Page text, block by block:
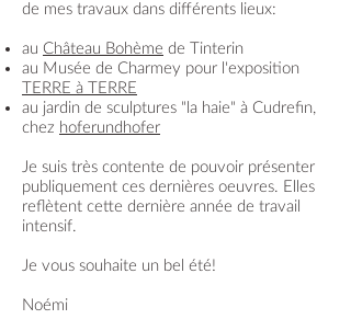
de mes travaux dans différents lieux:
au Château Bohème de Tinterin
au Musée de Charmey pour l'exposition
TERRE à TERRE
au jardin de sculptures "la haie" à Cudrefin,
chez hoferundhofer
Je suis très contente de pouvoir présenter
publiquement ces dernières oeuvres. Elles
reflètent cette dernière année de travail
intensif.
Je vous souhaite un bel été!
Noémi